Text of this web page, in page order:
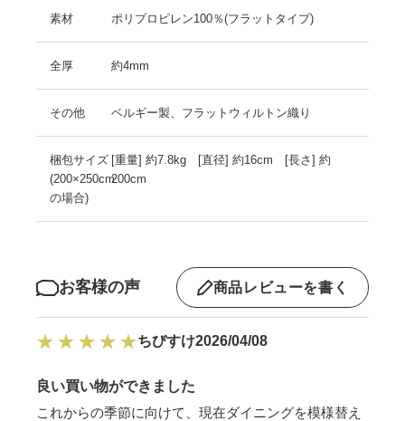
素材 ポリプロピレン100％(フラットタイプ)
全厚 約4mm
その他 ベルギー製、フラットウィルトン織り
梱包サイズ
(200×250cm
の場合)
[重量] 約7.8kg [直径] 約16cm [長さ] 約
200cm
お客様の声 商品レビューを書く
ちびすけ2026/04/08
良い買い物ができました
これからの季節に向けて、現在ダイニングを模様替え